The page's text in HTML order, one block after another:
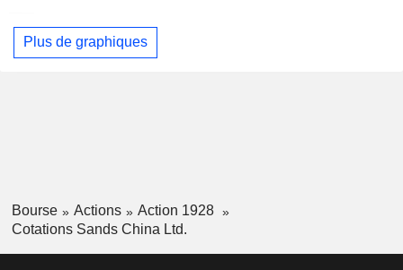
Plus de graphiques
Bourse Actions
Action 1928
Cotations Sands China Ltd.